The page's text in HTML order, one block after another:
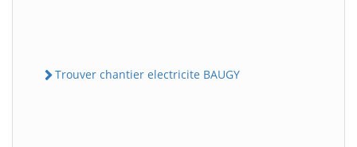
Trouver chantier electricite BAUGY